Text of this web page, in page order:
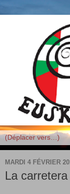
MARDI 4 FÉVRIER
La